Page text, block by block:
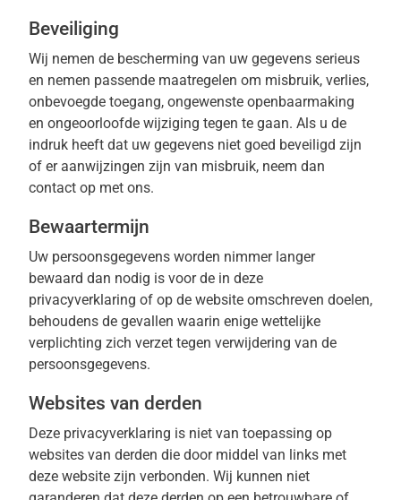
Beveiliging
Wij nemen de bescherming van uw gegevens serieus
en nemen passende maatregelen om misbruik, verlies,
onbevoegde toegang, ongewenste openbaarmaking
en ongeoorloofde wijziging tegen te gaan. Als u de
indruk heeft dat uw gegevens niet goed beveiligd zijn
of er aanwijzingen zijn van misbruik, neem dan
contact op met ons.
Bewaartermijn
Uw persoonsgegevens worden nimmer langer
bewaard dan nodig is voor de in deze
privacyverklaring of op de website omschreven doelen,
behoudens de gevallen waarin enige wettelijke
verplichting zich verzet tegen verwijdering van de
persoonsgegevens.
Websites van derden
Deze privacyverklaring is niet van toepassing op
websites van derden die door middel van links met
deze website zijn verbonden. Wij kunnen niet